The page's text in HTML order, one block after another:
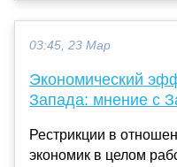
03:45, 23 Мар
Экономический
Запада: мнение с
Рестрикции в
экономик в целом